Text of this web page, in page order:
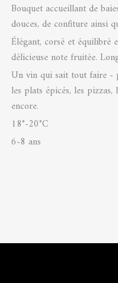
Bouquet accueillant de
douces, de confiture ainsi
Élégant, corsé et équilibré
délicieuse note fruitée.
Un vin qui sait tout faire -
les plats épicés, les
encore.
18°-20°C
6-8 ans